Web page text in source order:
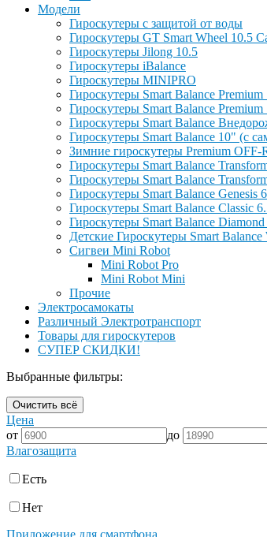
Модели
Гироскутеры с защитой от воды
Гироскутеры GT Smart Wheel 10.5
Гироскутеры Jilong 10.5
Гироскутеры iBalance
Гироскутеры MINIPRO
Гироскутеры Smart Balance
Гироскутеры Smart Balance
Гироскутеры Smart Balance
Гироскутеры Smart Balance 10" (с
Зимние гироскутеры Premium OFF-
Гироскутеры Smart Balance
Гироскутеры Smart Balance
Гироскутеры Smart Balance Genesis
Гироскутеры Smart Balance Classic
Гироскутеры Smart Balance
Детские Гироскутеры Smart
Сигвеи Mini Robot
Mini Robot Pro
Mini Robot Mini
Прочие
Электросамокаты
Различный Электротранспорт
Товары для гироскутеров
СУПЕР СКИДКИ!
Выбранные фильтры:
Очистить всё
Цена
от
до
Влагозащита
Есть
Нет
Приложение для смартфона